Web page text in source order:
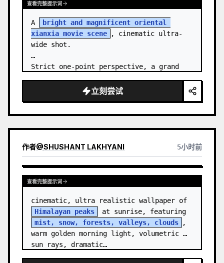
查看完整提示词
A
bright and magnificent oriental
xianxia movie scene
, cinematic ultra-
wide shot.
Strict one-point perspective, a grand
golden jade, passing through the sea of
clouds from the bottom…
立刻尝试
作者@SHUSHANT LAKHYANI 5小时前
查看完整提示词
Himalayan peaks
mist, snow, forests, valleys, clouds
,
warm golden morning light, volumetric
sun rays, dramatic…